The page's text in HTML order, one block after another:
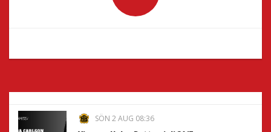
SÖN 2 AUG 08:36